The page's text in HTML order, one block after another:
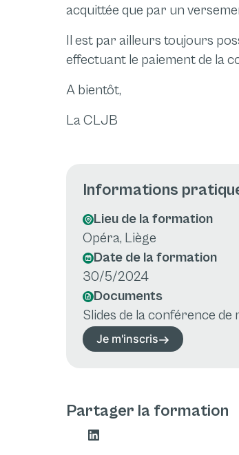
acquittée que par un
Il est par ailleurs toujours
effectuant le paiement de la
A bientôt,
La CLJB
Informations
Lieu de la formation
Opéra, Liège
Date de la formation
30/5/2024
Documents
Slides de la conférence
Je m'inscris
Partager la formation